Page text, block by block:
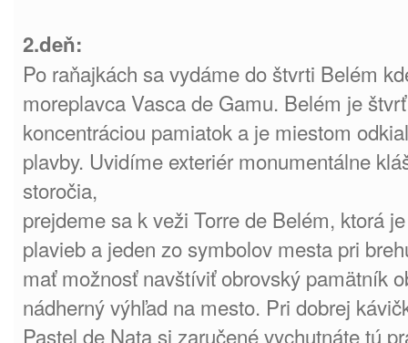
2.deň:
Po raňajkách sa vydáme do štvrti Belém
moreplavca Vasca de Gamu. Belém je
koncentráciou pamiatok a je miestom
plavby. Uvidíme exteriér monumentálne
storočia,
prejdeme sa k veži Torre de Belém, ktorá
plavieb a jeden zo symbolov mesta pri
mať možnosť navštíviť obrovský pamätník
nádherný výhľad na mesto. Pri dobrej
Pastel de Nata si zaručené vychutnáte tú